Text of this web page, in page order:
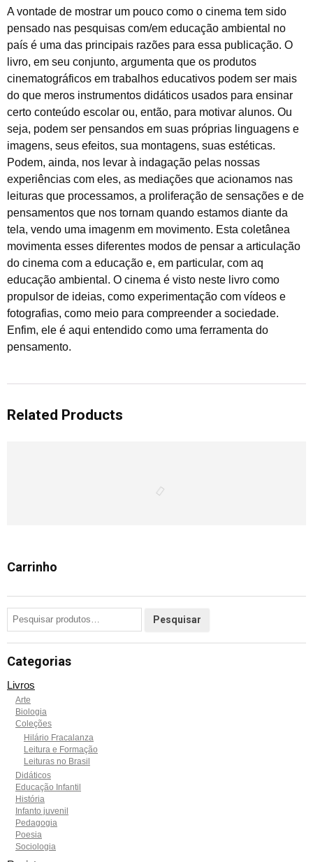
A vontade de mostrar um pouco como o cinema tem sido
pensado nas pesquisas com/em educação ambiental no
país é uma das principais razões para essa publicação. O
livro, em seu conjunto, argumenta que os produtos
cinematográficos em trabalhos educativos podem ser mais
do que meros instrumentos didáticos usados para ensinar
certo conteúdo escolar ou, então, para motivar alunos. Ou
seja, podem ser pensandos em suas próprias linguagens e
imagens, seus efeitos, sua montagens, suas estéticas.
Podem, ainda, nos levar à indagação pelas nossas
experiências com eles, as mediações que acionamos nas
leituras que processamos, a proliferação de sensações e de
pensamentos que nos tornam quando estamos diante da
tela, vendo uma imagenm em movimento. Esta coletânea
movimenta esses diferentes modos de pensar a articulação
do cinema com a educação e, em particular, com aq
educação ambiental. O cinema é visto neste livro como
propulsor de ideias, como experimentação com vídeos e
fotografias, como meio para compreender a sociedade.
Enfim, ele é aqui entendido como uma ferramenta do
pensamento.
Related Products
Carrinho
Categorias
Livros
Arte
Biologia
Coleções
Hilário Fracalanza
Leitura e Formação
Leituras no Brasil
Didáticos
Educação Infantil
História
Infanto juvenil
Pedagogia
Poesia
Sociologia